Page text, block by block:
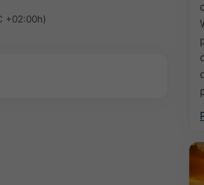
+02:00h)